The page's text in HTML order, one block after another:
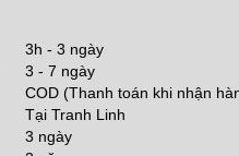
3h - 3 ngày
3 - 7 ngày
COD (Thanh toán khi nhận
Tại Tranh Linh
3 ngày